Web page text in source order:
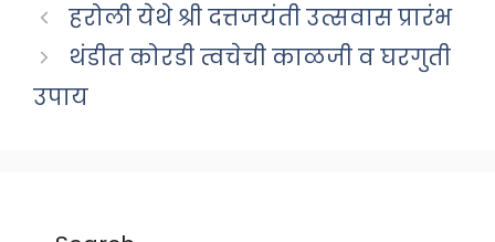
हरोली येथे श्री दत्तजयंती उत्सवास प्रारंभ
थंडीत कोरडी त्वचेची काळजी व घरगुती
उपाय